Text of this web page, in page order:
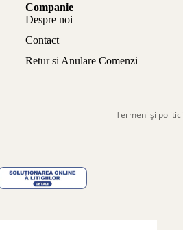
Companie
Despre noi
Contact
Retur si Anulare Comenzi
Termeni și politici